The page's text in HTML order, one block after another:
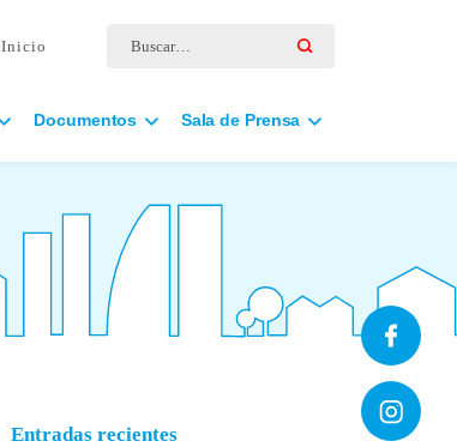
Buscar por:
Inicio
Documentos Sala de Prensa
Entradas recientes